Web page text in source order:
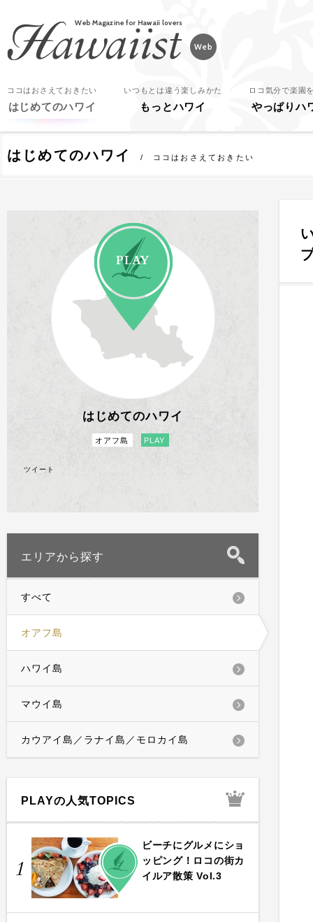
ココはおさえておきたい
はじめてのハワイ
いつもとは違う楽しみかた
もっとハワイ
ロコ気分で楽園
やっぱりハ
はじめてのハワイ ココはおさえておきたい
PLAY
はじめてのハワイ
オアフ島 PLAY
ツイート
エリアから探す
すべて
オアフ島
ハワイ島
マウイ島
カウアイ島／ラナイ島／モロカイ島
PLAYの人気TOPICS
1
PLAY
ビーチにグルメにショ
ッピング！ロコの街カ
イルア散策 Vol.3